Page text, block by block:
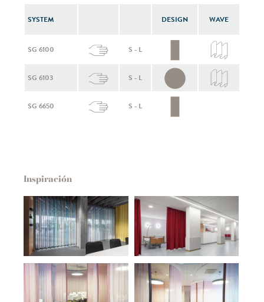
SYSTEM DESIGN WAVE
SG 6100 S - L
SG 6103 S - L
SG 6650 S - L
Inspiración